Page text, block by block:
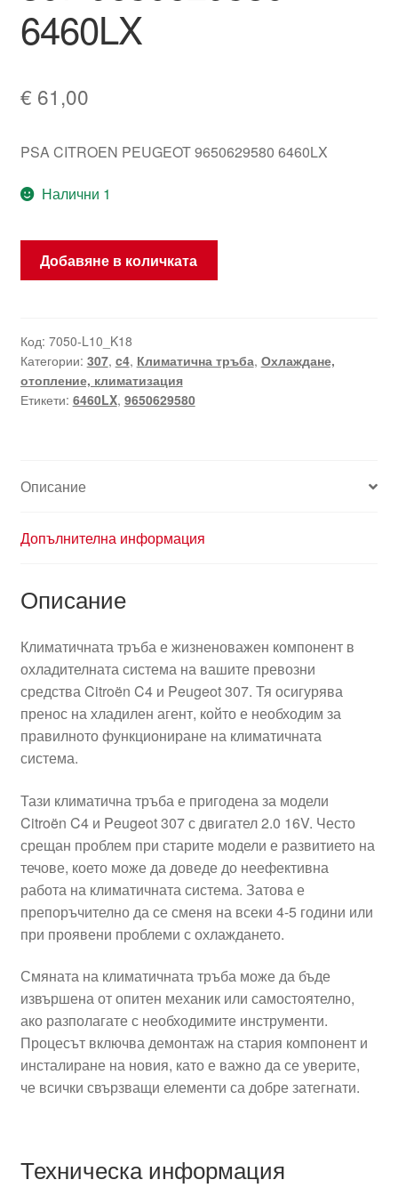
6460LX
€ 61,00
PSA CITROEN PEUGEOT 9650629580 6460LX
Налични 1
количество
Citroën
C4
Peugeot
307
Добавяне в количката
Код: 7050-L10_K18
Категории: 307, c4, Климатична тръба, Охлаждане,
отопление, климатизация
Етикети: 6460LX, 9650629580
Описание
Допълнителна информация
Описание
Климатичната тръба е жизненоважен компонент в
охладителната система на вашите превозни
средства Citroën C4 и Peugeot 307. Тя осигурява
пренос на хладилен агент, който е необходим за
правилното функциониране на климатичната
система.
Тази климатична тръба е пригодена за модели
Citroën C4 и Peugeot 307 с двигател 2.0 16V. Често
срещан проблем при старите модели е развитието на
течове, което може да доведе до неефективна
работа на климатичната система. Затова е
препоръчително да се сменя на всеки 4-5 години или
при проявени проблеми с охлаждането.
Смяната на климатичната тръба може да бъде
извършена от опитен механик или самостоятелно,
ако разполагате с необходимите инструменти.
Процесът включва демонтаж на стария компонент и
инсталиране на новия, като е важно да се уверите,
че всички свързващи елементи са добре затегнати.
Техническа информация